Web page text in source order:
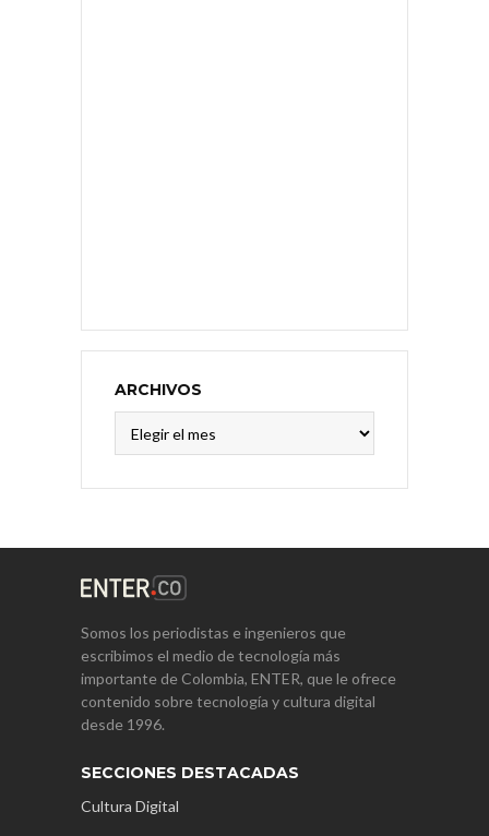
ARCHIVOS
Somos los periodistas e ingenieros que
escribimos el medio de tecnología más
importante de Colombia, ENTER, que le ofrece
contenido sobre tecnología y cultura digital
desde 1996.
SECCIONES DESTACADAS
Cultura Digital